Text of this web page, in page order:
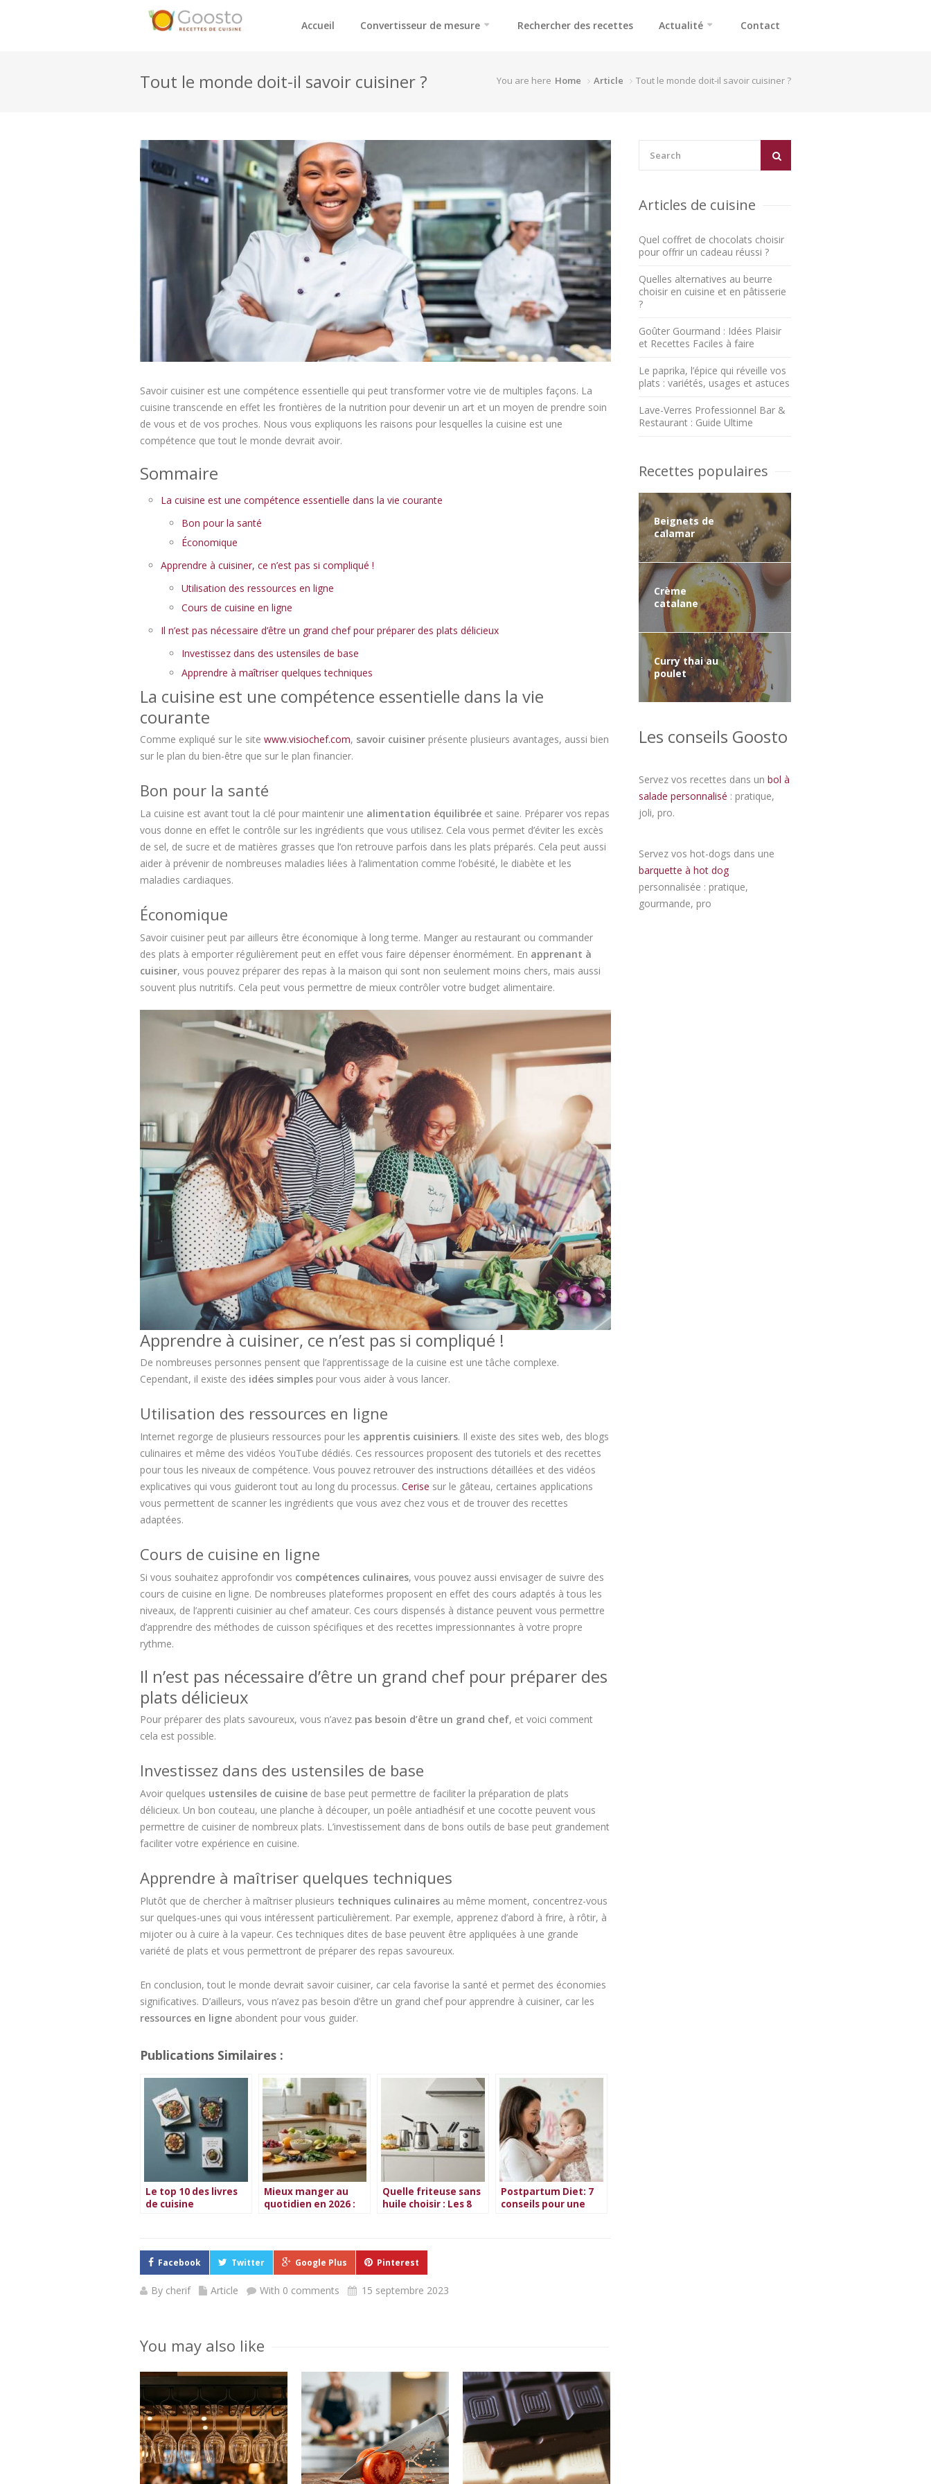
Accueil Convertisseur de mesure Rechercher des recettes Actualité Contact
Tout le monde doit-il savoir cuisiner ? You are here Home Article Tout le monde doit-il savoir cuisiner ?
Savoir cuisiner est une compétence essentielle qui peut transformer votre vie de multiples façons. La
cuisine transcende en effet les frontières de la nutrition pour devenir un art et un moyen de prendre soin
de vous et de vos proches. Nous vous expliquons les raisons pour lesquelles la cuisine est une
compétence que tout le monde devrait avoir.
Sommaire
La cuisine est une compétence essentielle dans la vie courante
Bon pour la santé
Économique
Apprendre à cuisiner, ce n’est pas si compliqué !
Utilisation des ressources en ligne
Cours de cuisine en ligne
Il n’est pas nécessaire d’être un grand chef pour préparer des plats délicieux
Investissez dans des ustensiles de base
Apprendre à maîtriser quelques techniques
La cuisine est une compétence essentielle dans la vie
courante
Comme expliqué sur le site www.visiochef.com, savoir cuisiner présente plusieurs avantages, aussi bien
sur le plan du bien-être que sur le plan financier.
Bon pour la santé
La cuisine est avant tout la clé pour maintenir une alimentation équilibrée et saine. Préparer vos repas
vous donne en effet le contrôle sur les ingrédients que vous utilisez. Cela vous permet d’éviter les excès
de sel, de sucre et de matières grasses que l’on retrouve parfois dans les plats préparés. Cela peut aussi
aider à prévenir de nombreuses maladies liées à l’alimentation comme l’obésité, le diabète et les
maladies cardiaques.
Économique
Savoir cuisiner peut par ailleurs être économique à long terme. Manger au restaurant ou commander
des plats à emporter régulièrement peut en effet vous faire dépenser énormément. En apprenant à
cuisiner, vous pouvez préparer des repas à la maison qui sont non seulement moins chers, mais aussi
souvent plus nutritifs. Cela peut vous permettre de mieux contrôler votre budget alimentaire.
Apprendre à cuisiner, ce n’est pas si compliqué !
De nombreuses personnes pensent que l’apprentissage de la cuisine est une tâche complexe.
Cependant, il existe des idées simples pour vous aider à vous lancer.
Utilisation des ressources en ligne
Internet regorge de plusieurs ressources pour les apprentis cuisiniers. Il existe des sites web, des blogs
culinaires et même des vidéos YouTube dédiés. Ces ressources proposent des tutoriels et des recettes
pour tous les niveaux de compétence. Vous pouvez retrouver des instructions détaillées et des vidéos
explicatives qui vous guideront tout au long du processus. Cerise sur le gâteau, certaines applications
vous permettent de scanner les ingrédients que vous avez chez vous et de trouver des recettes
adaptées.
Cours de cuisine en ligne
Si vous souhaitez approfondir vos compétences culinaires, vous pouvez aussi envisager de suivre des
cours de cuisine en ligne. De nombreuses plateformes proposent en effet des cours adaptés à tous les
niveaux, de l’apprenti cuisinier au chef amateur. Ces cours dispensés à distance peuvent vous permettre
d’apprendre des méthodes de cuisson spécifiques et des recettes impressionnantes à votre propre
rythme.
Il n’est pas nécessaire d’être un grand chef pour préparer des
plats délicieux
Pour préparer des plats savoureux, vous n’avez pas besoin d’être un grand chef, et voici comment
cela est possible.
Investissez dans des ustensiles de base
Avoir quelques ustensiles de cuisine de base peut permettre de faciliter la préparation de plats
délicieux. Un bon couteau, une planche à découper, un poêle antiadhésif et une cocotte peuvent vous
permettre de cuisiner de nombreux plats. L’investissement dans de bons outils de base peut grandement
faciliter votre expérience en cuisine.
Apprendre à maîtriser quelques techniques
Plutôt que de chercher à maîtriser plusieurs techniques culinaires au même moment, concentrez-vous
sur quelques-unes qui vous intéressent particulièrement. Par exemple, apprenez d’abord à frire, à rôtir, à
mijoter ou à cuire à la vapeur. Ces techniques dites de base peuvent être appliquées à une grande
variété de plats et vous permettront de préparer des repas savoureux.
En conclusion, tout le monde devrait savoir cuisiner, car cela favorise la santé et permet des économies
significatives. D’ailleurs, vous n’avez pas besoin d’être un grand chef pour apprendre à cuisiner, car les
ressources en ligne abondent pour vous guider.
Publications Similaires :
Le top 10 des livres
de cuisine
Mieux manger au
quotidien en 2026 :
Quelle friteuse sans
huile choisir : Les 8
Postpartum Diet: 7
conseils pour une
Facebook Twitter Google Plus Pinterest
By cherif Article With 0 comments 15 septembre 2023
You may also like
Articles de cuisine
Quel coffret de chocolats choisir
pour offrir un cadeau réussi ?
Quelles alternatives au beurre
choisir en cuisine et en pâtisserie
?
Goûter Gourmand : Idées Plaisir
et Recettes Faciles à faire
Le paprika, l’épice qui réveille vos
plats : variétés, usages et astuces
Lave-Verres Professionnel Bar &
Restaurant : Guide Ultime
Recettes populaires
Beignets de
calamar
Crème
catalane
Curry thai au
poulet
Les conseils Goosto
Servez vos recettes dans un bol à
salade personnalisé : pratique,
joli, pro.
Servez vos hot-dogs dans une
barquette à hot dog
personnalisée : pratique,
gourmande, pro